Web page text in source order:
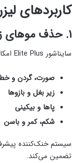
کاربردهای
۱. حذف موهای زائد فول بادی
سایناشور Elite Plus امکان حذف تمام نواحی بدن را فراهم می‌کند:
صورت، گردن و
زیر بغل و بازوها
پاها و بیکینی
شکم، کمر و باسن
سیستم خنک‌کننده
تضمین می‌کند.